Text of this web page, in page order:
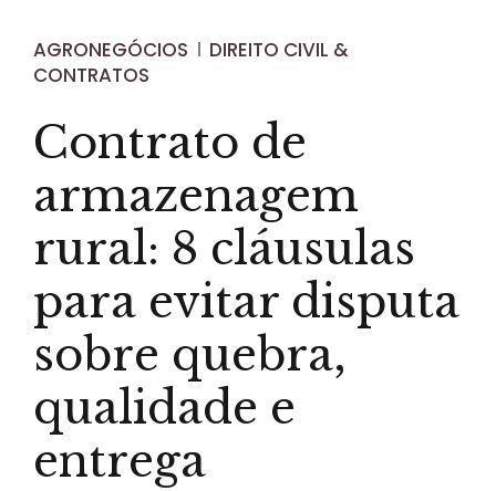
AGRONEGÓCIOS
DIREITO CIVIL &
CONTRATOS
Contrato de
armazenagem
rural: 8 cláusulas
para evitar disputa
sobre quebra,
qualidade e
entrega